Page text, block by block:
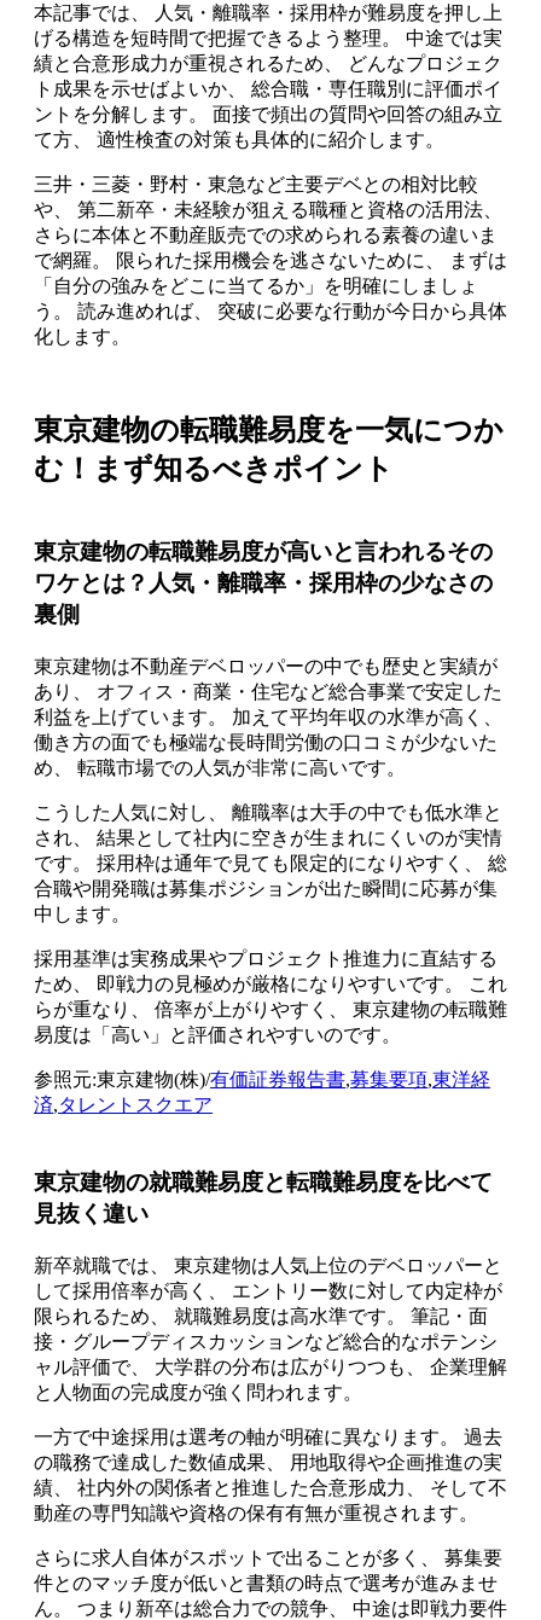
本記事では、 人気・離職率・採用枠が難易度を押し上
げる構造を短時間で把握できるよう整理。 中途では実
績と合意形成力が重視されるため、 どんなプロジェク
ト成果を示せばよいか、 総合職・専任職別に評価ポイ
ントを分解します。 面接で頻出の質問や回答の組み立
て方、 適性検査の対策も具体的に紹介します。
三井・三菱・野村・東急など主要デベとの相対比較
や、 第二新卒・未経験が狙える職種と資格の活用法、
さらに本体と不動産販売での求められる素養の違いま
で網羅。 限られた採用機会を逃さないために、 まずは
「自分の強みをどこに当てるか」を明確にしましょ
う。 読み進めれば、 突破に必要な行動が今日から具体
化します。
東京建物の転職難易度を一気につか
む！まず知るべきポイント
東京建物の転職難易度が高いと言われるその
ワケとは？人気・離職率・採用枠の少なさの
裏側
東京建物は不動産デベロッパーの中でも歴史と実績が
あり、 オフィス・商業・住宅など総合事業で安定した
利益を上げています。 加えて平均年収の水準が高く、
働き方の面でも極端な長時間労働の口コミが少ないた
め、 転職市場での人気が非常に高いです。
こうした人気に対し、 離職率は大手の中でも低水準と
され、 結果として社内に空きが生まれにくいのが実情
です。 採用枠は通年で見ても限定的になりやすく、 総
合職や開発職は募集ポジションが出た瞬間に応募が集
中します。
採用基準は実務成果やプロジェクト推進力に直結する
ため、 即戦力の見極めが厳格になりやすいです。 これ
らが重なり、 倍率が上がりやすく、 東京建物の転職難
易度は「高い」と評価されやすいのです。
参照元:東京建物(株)/有価証券報告書,募集要項,東洋経
済,タレントスクエア
東京建物の就職難易度と転職難易度を比べて
見抜く違い
新卒就職では、 東京建物は人気上位のデベロッパーと
して採用倍率が高く、 エントリー数に対して内定枠が
限られるため、 就職難易度は高水準です。 筆記・面
接・グループディスカッションなど総合的なポテンシ
ャル評価で、 大学群の分布は広がりつつも、 企業理解
と人物面の完成度が強く問われます。
一方で中途採用は選考の軸が明確に異なります。 過去
の職務で達成した数値成果、 用地取得や企画推進の実
績、 社内外の関係者と推進した合意形成力、 そして不
動産の専門知識や資格の保有有無が重視されます。
さらに求人自体がスポットで出ることが多く、 募集要
件とのマッチ度が低いと書類の時点で選考が進みませ
ん。 つまり新卒は総合力での競争、 中途は即戦力要件